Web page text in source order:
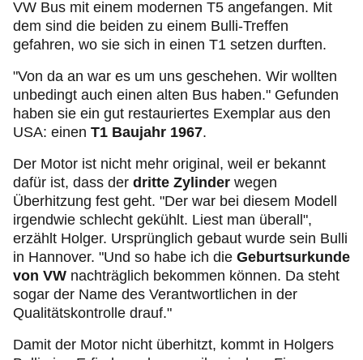
VW Bus mit einem modernen T5 angefangen. Mit
dem sind die beiden zu einem Bulli-Treffen
gefahren, wo sie sich in einen T1 setzen durften.
"Von da an war es um uns geschehen. Wir wollten
unbedingt auch einen alten Bus haben." Gefunden
haben sie ein gut restauriertes Exemplar aus den
USA: einen T1 Baujahr 1967.
Der Motor ist nicht mehr original, weil er bekannt
dafür ist, dass der dritte Zylinder wegen
Überhitzung fest geht. "Der war bei diesem Modell
irgendwie schlecht gekühlt. Liest man überall",
erzählt Holger. Ursprünglich gebaut wurde sein Bulli
in Hannover. "Und so habe ich die Geburtsurkunde
von VW nachträglich bekommen können. Da steht
sogar der Name des Verantwortlichen in der
Qualitätskontrolle drauf."
Damit der Motor nicht überhitzt, kommt in Holgers